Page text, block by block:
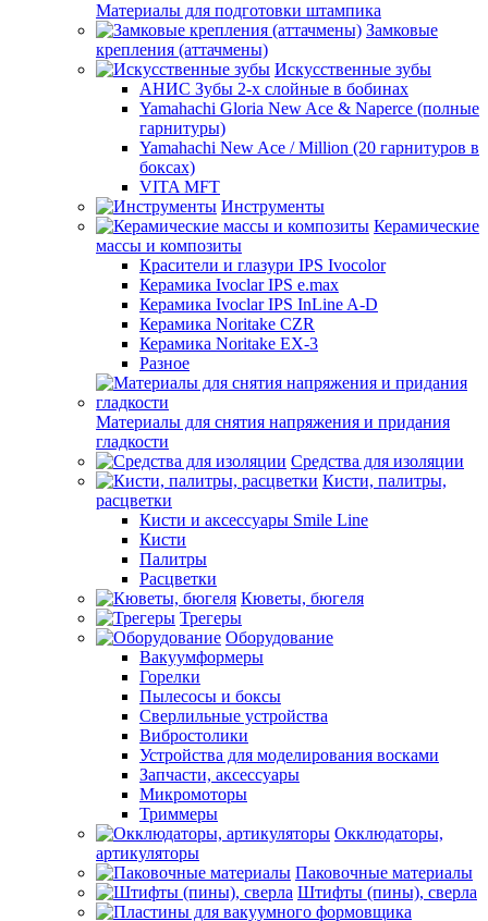
Материалы для подготовки штампика
Замковые
крепления (аттачмены)
Искусственные зубы
АНИС Зубы 2-х слойные в бобинах
Yamahachi Gloria New Ace & Naperce (полные
гарнитуры)
Yamahachi New Ace / Million (20 гарнитуров в
боксах)
VITA MFT
Инструменты
Керамические
массы и композиты
Красители и глазури IPS Ivocolor
Керамика Ivoclar IPS e.max
Керамика Ivoclar IPS InLine A-D
Керамика Noritake CZR
Керамика Noritake EX-3
Разное
Материалы для снятия напряжения и придания
гладкости
Средства для изоляции
Кисти, палитры,
расцветки
Кисти и аксессуары Smile Line
Кисти
Палитры
Расцветки
Кюветы, бюгеля
Трегеры
Оборудование
Вакуумформеры
Горелки
Пылесосы и боксы
Сверлильные устройства
Вибростолики
Устройства для моделирования восками
Запчасти, аксессуары
Микромоторы
Триммеры
Окклюдаторы,
артикуляторы
Паковочные материалы
Штифты (пины), сверла